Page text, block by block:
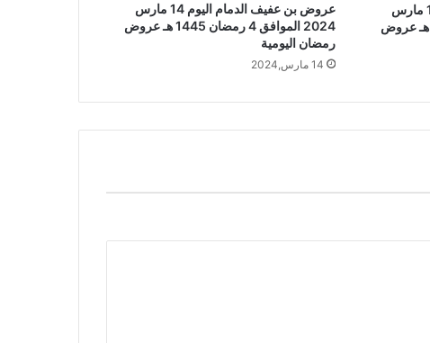
عروض بن عفيف الدمام اليوم 17 مارس
2024 الموافق 7 رمضان 1445 هـ عروض
عروض بن عفيف الدمام اليوم 14 مارس
2024 الموافق 4 رمضان 1445 هـ عروض
رمضان اليومية
14 مارس,2024